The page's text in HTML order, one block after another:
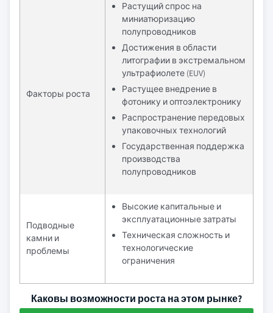
Факторы роста
Растущий спрос на
миниатюризацию
полупроводников
Достижения в области
литографии в экстремальном
ультрафиолете (EUV)
Растущее внедрение в
фотонику и оптоэлектронику
Распространение передовых
упаковочных технологий
Государственная поддержка
производства
полупроводников
Подводные
камни и
проблемы
Высокие капитальные и
эксплуатационные затраты
Техническая сложность и
технологические
ограничения
Каковы возможности роста на этом рынке?